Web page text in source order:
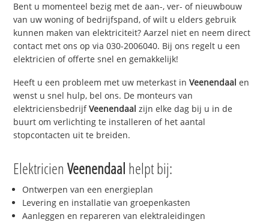
Bent u momenteel bezig met de aan-, ver- of nieuwbouw
van uw woning of bedrijfspand, of wilt u elders gebruik
kunnen maken van elektriciteit? Aarzel niet en neem direct
contact met ons op via 030-2006040. Bij ons regelt u een
elektricien of offerte snel en gemakkelijk!
Heeft u een probleem met uw meterkast inVeenendaal en
wenst u snel hulp, bel ons. De monteurs van
elektriciensbedrijfVeenendaal zijn elke dag bij u in de
buurt om verlichting te installeren of het aantal
stopcontacten uit te breiden.
ElektricienVeenendaal helpt bij:
Ontwerpen van een energieplan
Levering en installatie van groepenkasten
Aanleggen en repareren van elektraleidingen